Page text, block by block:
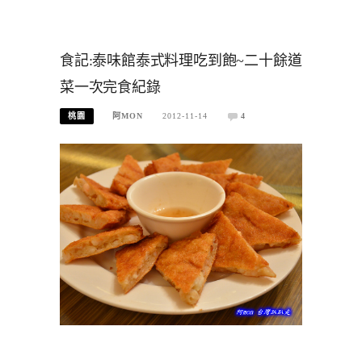
食記:泰味館泰式料理吃到飽~二十餘道
菜一次完食紀錄
桃園 阿MON 2012-11-14 4